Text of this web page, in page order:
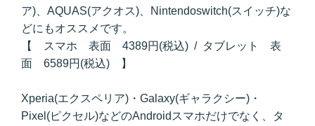
ア)、AQUAS(アクオス)、Nintendoswitch(スイッチ)な
どにもオススメです。
【 スマホ 表面 4389円(税込) / タブレット 表
面 6589円(税込) 】
Xperia(エクスペリア)・Galaxy(ギャラクシー)・
Pixel(ピクセル)などのAndroidスマホだけでなく、タ